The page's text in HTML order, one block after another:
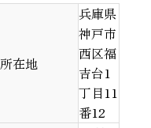
所在地
兵庫県
神戸市
西区福
吉台1
丁目11
番12